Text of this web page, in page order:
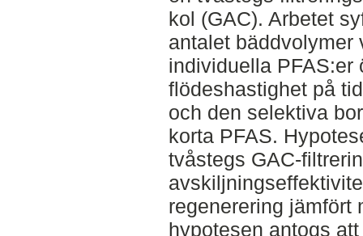
kol (GAC). Arbetet
antalet bäddvolymer
individuella PFAS:er
flödeshastighet på
och den selektiva
korta PFAS.
tvåstegs GAC-
regenerering jämfört
hypotesen antogs